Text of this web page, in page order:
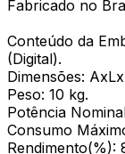
Fabricado no
Conteúdo da
(Digital).
Dimensões:
Peso: 10 kg.
Potência
Consumo
Rendimento(%):